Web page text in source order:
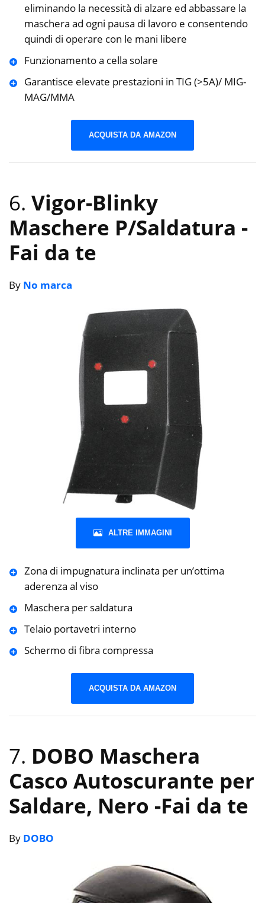
eliminando la necessità di alzare ed abbassare la
maschera ad ogni pausa di lavoro e consentendo
quindi di operare con le mani libere
Funzionamento a cella solare
Garantisce elevate prestazioni in TIG (>5A)/ MIG-
MAG/MMA
ACQUISTA DA AMAZON
6. Vigor-Blinky
Maschere P/Saldatura -
Fai da te
By No marca
ALTRE IMMAGINI
Zona di impugnatura inclinata per un’ottima
aderenza al viso
Maschera per saldatura
Telaio portavetri interno
Schermo di fibra compressa
ACQUISTA DA AMAZON
7. DOBO Maschera
Casco Autoscurante per
Saldare, Nero -Fai da te
By DOBO